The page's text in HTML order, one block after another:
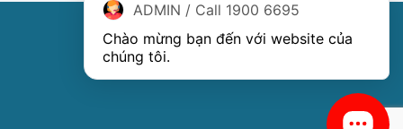
Đại lý phòng vé hãng China Southern
ADMIN / Call 1900 6695
Chào mừng bạn đến với website của
chúng tôi.